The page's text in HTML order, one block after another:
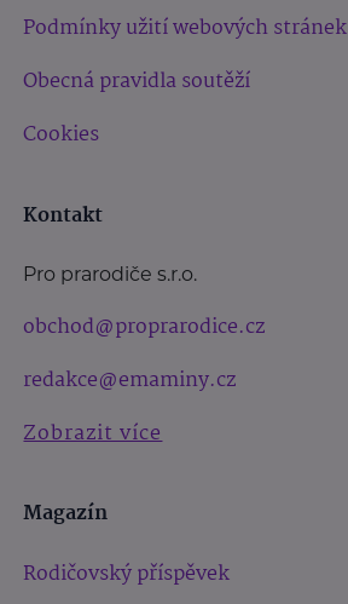
Podmínky užití webových stránek
Obecná pravidla soutěží
Cookies
Kontakt
Pro prarodiče s.r.o.
obchod@proprarodice.cz
redakce@emaminy.cz
Zobrazit více
Magazín
Rodičovský příspěvek